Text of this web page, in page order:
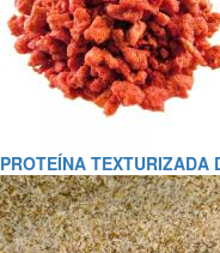
PROTEÍNA TEXTURIZADA